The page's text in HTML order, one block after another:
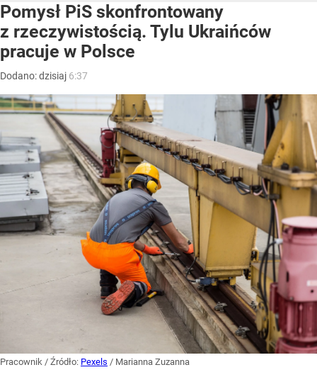
Pomysł PiS skonfrontowany
z rzeczywistością. Tylu Ukraińców
pracuje w Polsce
Dodano:dzisiaj 6:37
Pracownik / Źródło: Pexels / Marianna Zuzanna